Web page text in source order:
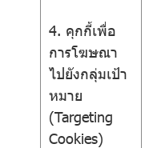
4. คุกกี้เพื่อ
การโฆษณา
ไปยังกลุ่มเป้า
หมาย
(Targeting
Cookies)